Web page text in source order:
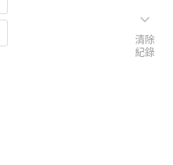
清除
紀錄